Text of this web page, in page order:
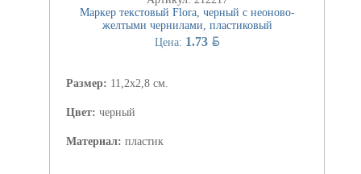
Маркер текстовый Flora, черный с неоново-
желтыми чернилами, пластиковый
Цена: 1.73 BYN
Размер: 11,2х2,8 см.
Цвет: черный
Материал: пластик